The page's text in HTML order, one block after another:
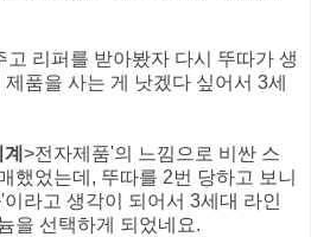
리퍼를 받아봤자 다시 뚜따가 생
품을 사는 게 낫겠다 싶어서 3세
>전자제품'의 느낌으로 비싼 스
했었는데, 뚜따를 2번 당하고 보니
'이라고 생각이 되어서 3세대 라인
을 선택하게 되었네요.